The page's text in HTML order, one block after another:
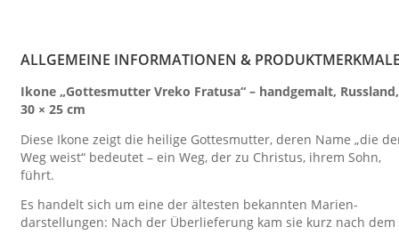
ALLGEMEINE INFORMATIONEN &
Ikone „Gottesmutter Vreko Fratusa“ – handgemalt, Russland,
30 × 25 cm
Diese Ikone zeigt die heilige Gottesmutter, deren Name „die
Weg weist“ bedeutet – ein Weg, der zu Christus, ihrem Sohn,
führt.
Es handelt sich um eine der ältesten bekannten Marien­
darstellungen: Nach der Überlieferung kam sie kurz nach dem